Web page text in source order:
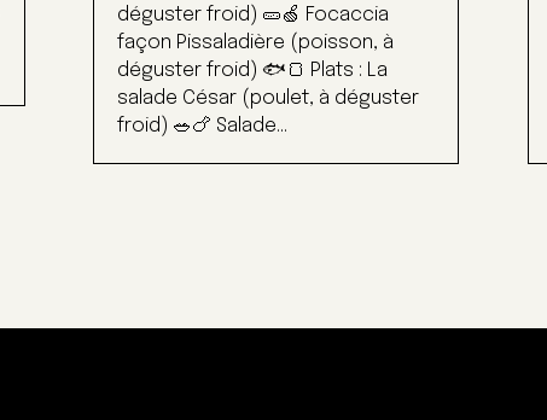
déguster froid) 🥒🍏 Focaccia
façon Pissaladière (poisson, à
déguster froid) 🐟🍞 Plats : La
salade César (poulet, à déguster
froid) 🥗🍗 Salade...